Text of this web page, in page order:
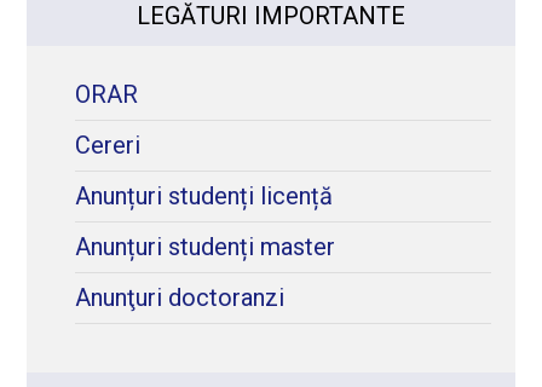
LEGĂTURI IMPORTANTE
ORAR
Cereri
Anunțuri studenți licență
Anunțuri studenți master
Anunţuri doctoranzi